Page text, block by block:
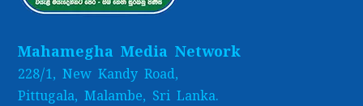
Mahamegha Media Network
228/1, New Kandy Road,
Pittugala, Malambe, Sri Lanka.